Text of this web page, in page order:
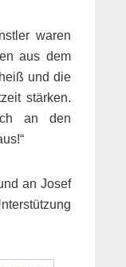
waren
aus dem
und die
stärken.
an den
an Josef